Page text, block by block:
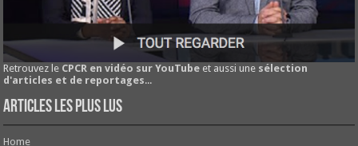
Retrouvez le CPCR en vidéo sur YouTube et aussi une sélection
d'articles et de reportages...
Articles les plus lus
Home